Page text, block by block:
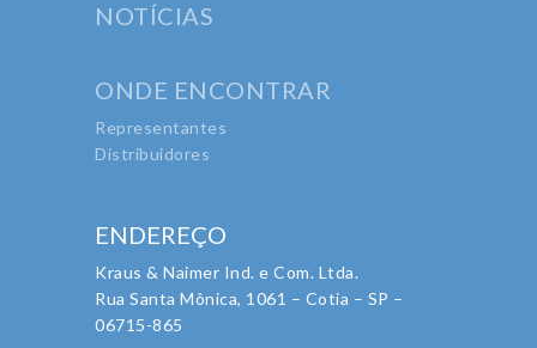
NOTÍCIAS
ONDE ENCONTRAR
Representantes
Distribuidores
ENDEREÇO
Kraus & Naimer Ind. e Com. Ltda.
Rua Santa Mônica, 1061 – Cotia – SP –
06715-865